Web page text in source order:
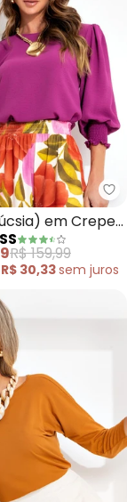
(Floral Bege)
em Crepe
R$ 159,99
R$ 30,33sem juros